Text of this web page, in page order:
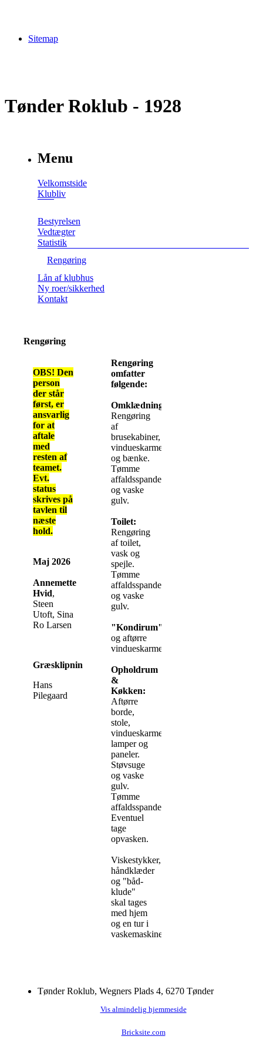
Sitemap
Tønder Roklub - 1928
Menu
Velkomstside
Klubliv
Bestyrelsen
Vedtægter
Statistik
Rengøring
Lån af klubhus
Ny roer/sikkerhed
Kontakt
Rengøring
OBS! Den
person
der står
først, er
ansvarlig
for at
aftale
med
resten af
teamet.
Evt.
status
skrives på
tavlen til
næste
hold.
Maj 2026
Annemette
Hvid,
Steen
Utoft, Sina
Ro Larsen
Græsklipning
Hans
Pilegaard
Rengøring
omfatter
følgende:
Omklædningsrum:
Rengøring
af
brusekabiner,
vindueskarme
og bænke.
Tømme
affaldsspande
og vaske
gulv.
Toilet:
Rengøring
af toilet,
vask og
spejle.
Tømme
affaldsspande
og vaske
gulv.
"Kondirum":
og aftørre
vindueskarme/hylder.
Opholdrum
&
Køkken:
Aftørre
borde,
stole,
vindueskarme,
lamper og
paneler.
Støvsuge
og vaske
gulv.
Tømme
affaldsspande.
Eventuel
tage
opvasken.
Viskestykker,
håndklæder
og "båd-
klude"
skal tages
med hjem
og en tur i
vaskemaskinen.
Tønder Roklub, Wegners Plads 4, 6270 Tønder
Vis almindelig hjemmeside
Bricksite.com